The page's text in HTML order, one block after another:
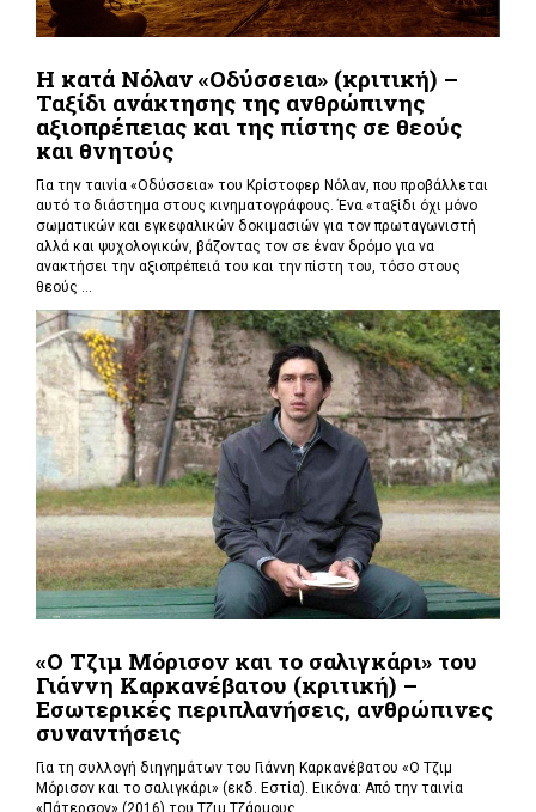
Η κατά Νόλαν «Οδύσσεια» (κριτική) –
Ταξίδι ανάκτησης της ανθρώπινης
αξιοπρέπειας και της πίστης σε θεούς
και θνητούς
Για την ταινία «Οδύσσεια» του Κρίστοφερ Νόλαν,που προβάλλεται
αυτό το διάστημα στους κινηματογράφους. Ένα «ταξίδι όχι μόνο
σωματικών και εγκεφαλικών δοκιμασιών για τον πρωταγωνιστή
αλλά και ψυχολογικών, βάζοντας τον σε έναν δρόμο για να
ανακτήσει την αξιοπρέπειά του και την πίστη του, τόσο στους
θεούς ...
«Ο Τζιμ Μόρισον και το σαλιγκάρι» του
Γιάννη Καρκανέβατου (κριτική) –
Εσωτερικές περιπλανήσεις, ανθρώπινες
συναντήσεις
Για τη συλλογή διηγημάτων του Γιάννη Καρκανέβατου «Ο Τζιμ
Μόρισον και το σαλιγκάρι» (εκδ. Εστία). Εικόνα: Από την ταινία
«Πάτερσον» (2016) του Τζιμ Τζάρμους.